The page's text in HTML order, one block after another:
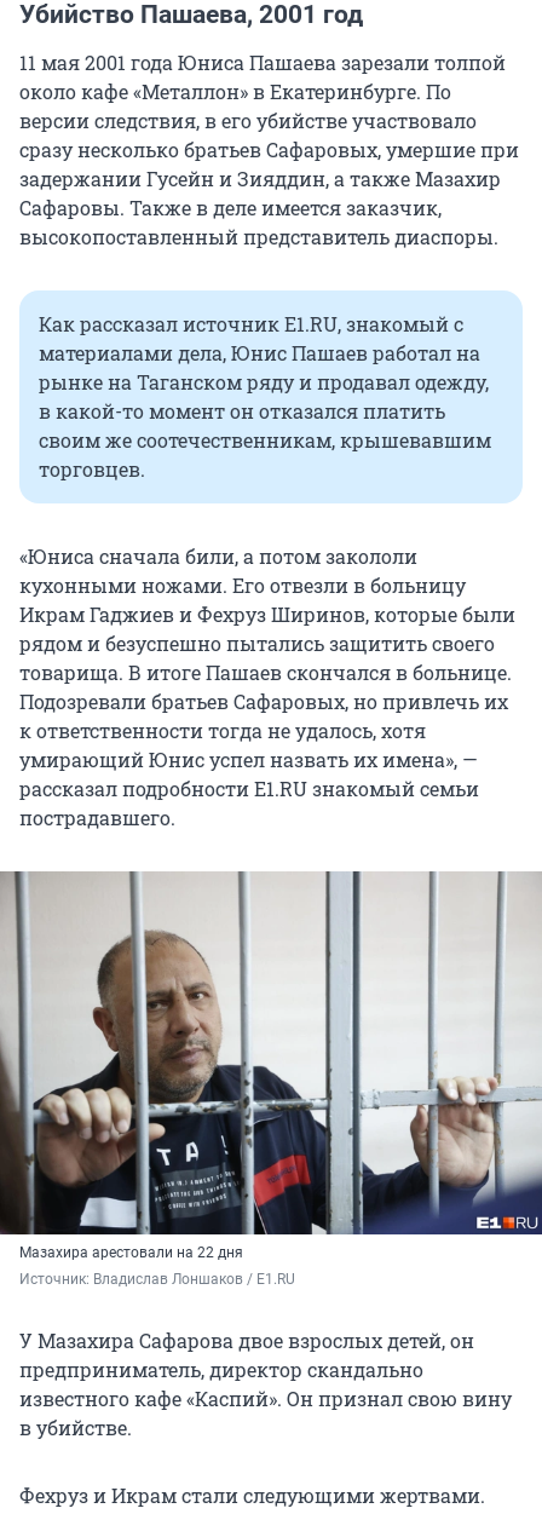
Убийство Пашаева, 2001 год
11 мая 2001 года Юниса Пашаева зарезали толпой
около кафе «Металлон» в Екатеринбурге. По
версии следствия, в его убийстве участвовало
сразу несколько братьев Сафаровых, умершие при
задержании Гусейн и Зияддин, а также Мазахир
Сафаровы. Также в деле имеется заказчик,
высокопоставленный представитель диаспоры.
Как рассказал источник Е1.RU, знакомый с
материалами дела, Юнис Пашаев работал на
рынке на Таганском ряду и продавал одежду,
в какой-то момент он отказался платить
своим же соотечественникам, крышевавшим
торговцев.
«Юниса сначала били, а потом закололи
кухонными ножами. Его отвезли в больницу
Икрам Гаджиев и Фехруз Ширинов, которые были
рядом и безуспешно пытались защитить своего
товарища. В итоге Пашаев скончался в больнице.
Подозревали братьев Сафаровых, но привлечь их
к ответственности тогда не удалось, хотя
умирающий Юнис успел назвать их имена», —
рассказал подробности E1.RU знакомый семьи
пострадавшего.
Мазахира арестовали на 22 дня
Источник: Владислав Лоншаков / E1.RU
У Мазахира Сафарова двое взрослых детей, он
предприниматель, директор скандально
известного кафе «Каспий». Он признал свою вину
в убийстве.
Фехруз и Икрам стали следующими жертвами.